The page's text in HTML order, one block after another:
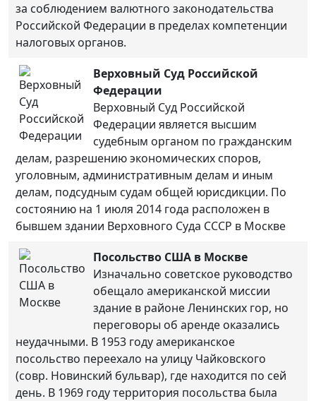
за соблюдением валютного законодательства
Российской Федерации в пределах компетенции
налоговых органов.
Верховный Суд Российской
Федерации
Верховный Суд Российской
Федерации является высшим
судебным органом по гражданским
делам, разрешению экономических споров,
уголовным, административным делам и иным
делам, подсудным судам общей юрисдикции. По
состоянию на 1 июля 2014 года расположен в
бывшем здании Верховного Суда СССР в Москве
Посольство США в Москве
Изначально советское руководство
обещало американской миссии
здание в районе Ленинских гор, но
переговоры об аренде оказались
неудачными. В 1953 году американское
посольство переехало на улицу Чайковского
(совр. Новинский бульвар), где находится по сей
день. В 1969 году территория посольства была